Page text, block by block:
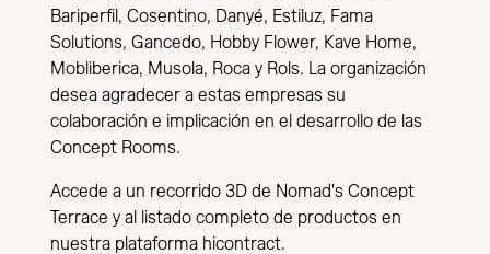
Bariperfil, Cosentino, Danyé, Estiluz, Fama
Solutions, Gancedo, Hobby Flower, Kave Home,
Mobliberica, Musola, Roca y Rols. La organización
desea agradecer a estas empresas su
colaboración e implicación en el desarrollo de las
Concept Rooms.
Accede a un recorrido 3D de Nomad's Concept
Terrace y al listado completo de productos en
nuestra plataforma hicontract.